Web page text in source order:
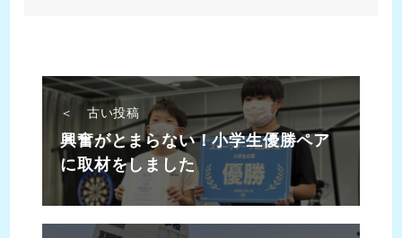
＜ 古い投稿
興奮がとまらない！小学生優勝ペア
に取材をしました